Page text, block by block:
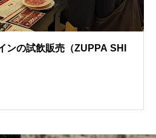
ンの試飲販売（ZUPPA SHI